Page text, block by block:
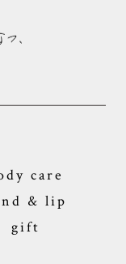
care
& lip
gift